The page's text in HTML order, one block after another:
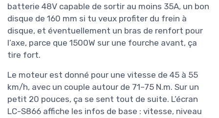
batterie 48V capable de sortir au moins 35A, un bon
disque de 160 mm si tu veux profiter du frein à
disque, et éventuellement un bras de renfort pour
l’axe, parce que 1500W sur une fourche avant, ça
tire fort.
Le moteur est donné pour une vitesse de 45 à 55
km/h, avec un couple autour de 71–75 N.m. Sur un
petit 20 pouces, ça se sent tout de suite. L’écran
LC-S866 affiche les infos de base : vitesse, niveau